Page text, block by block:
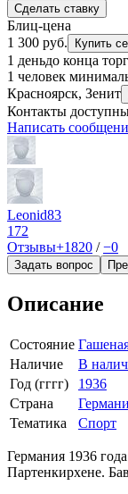
Сделать ставку
Блиц-цена
1 300 руб.
Купить
1 деньдо конца
1 человек
Красноярск, Зенит
Контакты
Написать
Leonid83
172
Отзывы+1820 /−0
Задать вопрос
Описание
Состояние
Наличие
В
Год (гггг)
1936
Страна
Тематика
Спорт
Германия 1936
Партенкирхене.